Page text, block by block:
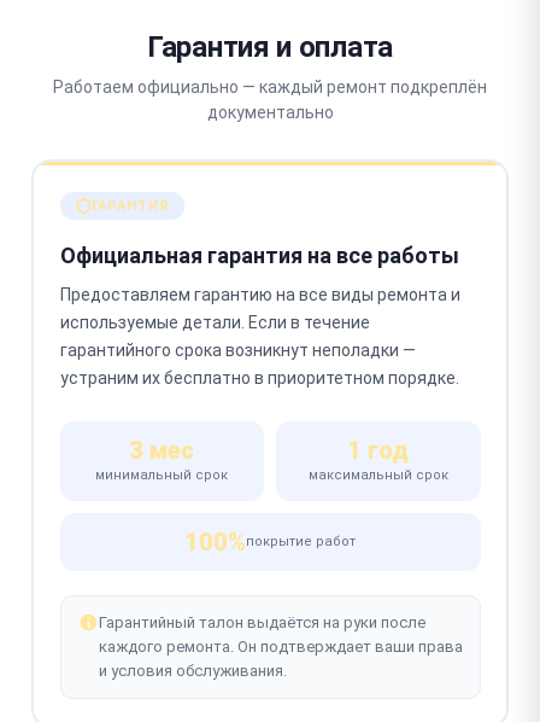
Гарантия и оплата
Работаем официально — каждый ремонт подкреплён
документально
ГАРАНТИЯ
Официальная гарантия на все работы
Предоставляем гарантию на все виды ремонта и
используемые детали. Если в течение
гарантийного срока возникнут неполадки —
устраним их бесплатно в приоритетном порядке.
3 мес
минимальный срок
1 год
максимальный срок
100%покрытие работ
Гарантийный талон выдаётся на руки после
каждого ремонта. Он подтверждает ваши права
и условия обслуживания.